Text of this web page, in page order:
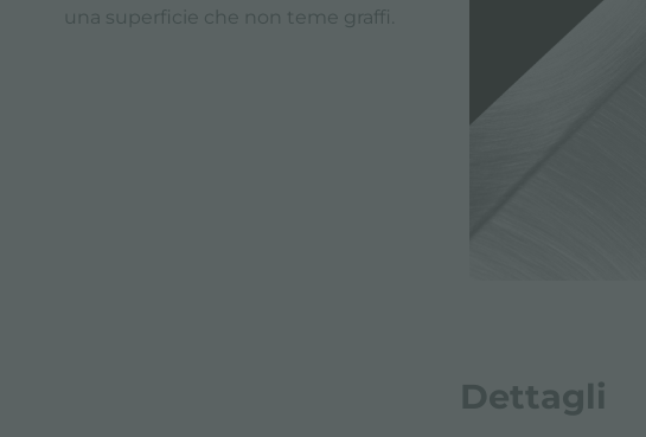
una superficie che non teme graffi.
Dettagli